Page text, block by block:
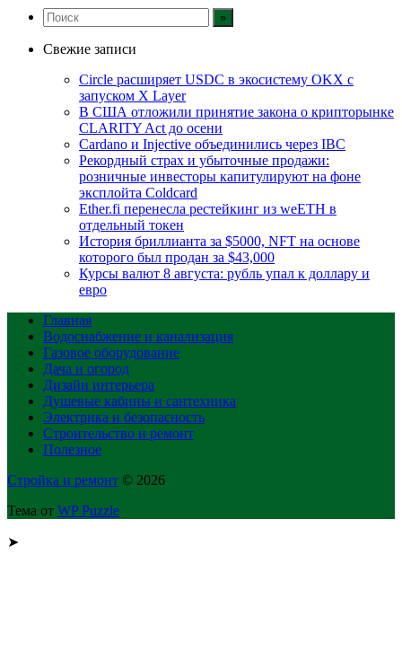
Свежие записи
Circle расширяет USDC в экосистему OKX с
запуском X Layer
В США отложили принятие закона о крипторынке
CLARITY Act до осени
Cardano и Injective объединились через IBC
Рекордный страх и убыточные продажи:
розничные инвесторы капитулируют на фоне
эксплойта Coldcard
Ether.fi перенесла рестейкинг из weETH в
отдельный токен
История бриллианта за $5000, NFT на основе
которого был продан за $43,000
Курсы валют 8 августа: рубль упал к доллару и
евро
Главная
Водоснабжение и канализация
Газовое оборудование
Дача и огород
Дизайн интерьера
Душевые кабины и сантехника
Электрика и безопасность
Строительство и ремонт
Полезное
Стройка и ремонт © 2026
Тема от WP Puzzle
➤